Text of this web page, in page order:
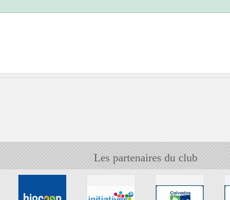
Les partenaires du club